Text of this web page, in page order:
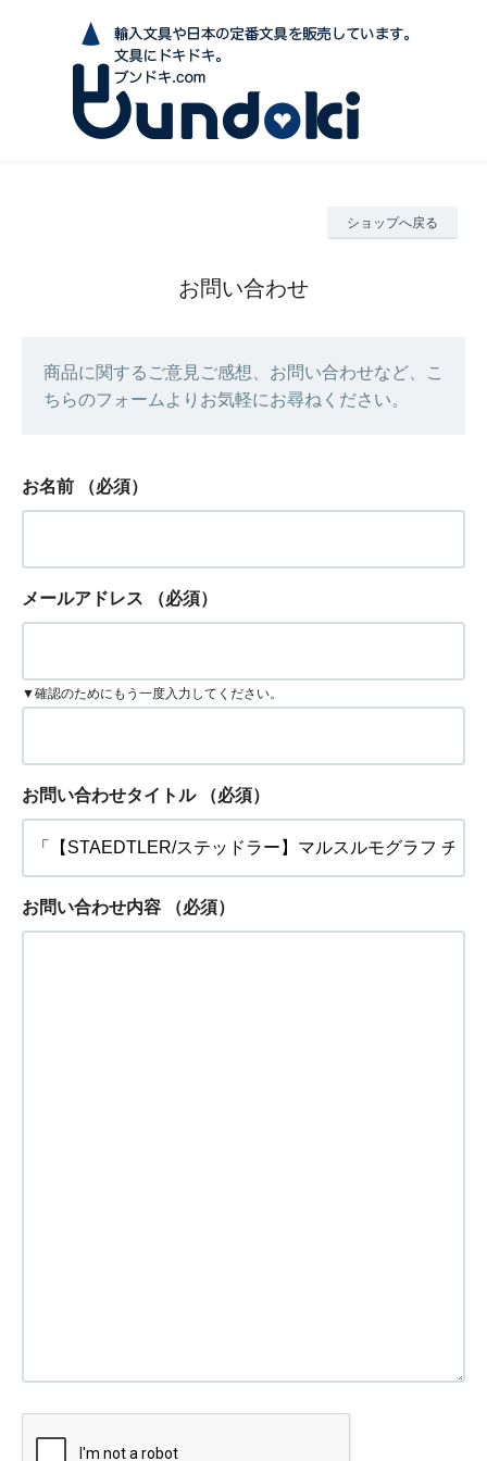
ショップへ戻る
お問い合わせ
商品に関するご意見ご感想、お問い合わせなど、こ
ちらのフォームよりお気軽にお尋ねください。
お名前 （必須）
メールアドレス （必須）
▼確認のためにもう一度入力してください。
お問い合わせタイトル （必須）
お問い合わせ内容 （必須）